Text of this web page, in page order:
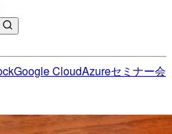
Google CloudAzureセミナー会